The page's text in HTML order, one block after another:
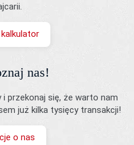
nas!
przekonaj się, że warto nam
już kilka tysięcy transakcji!
o nas